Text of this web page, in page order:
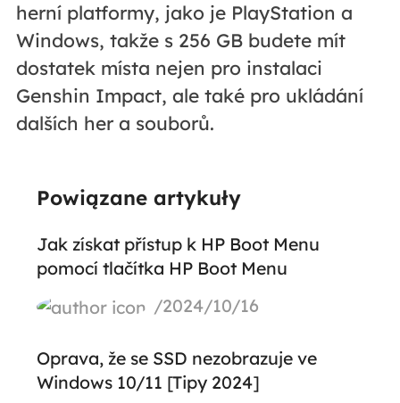
herní platformy, jako je PlayStation a
Windows, takže s 256 GB budete mít
dostatek místa nejen pro instalaci
Genshin Impact, ale také pro ukládání
dalších her a souborů.
Powiązane artykuły
Jak získat přístup k HP Boot Menu
pomocí tlačítka HP Boot Menu
/2024/10/16
Oprava, že se SSD nezobrazuje ve
Windows 10/11 [Tipy 2024]